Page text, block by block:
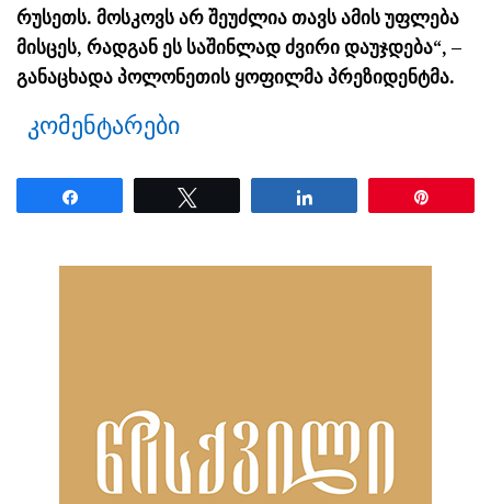
რუსეთს. მოსკოვს არ შეუძლია თავს ამის უფლება
მისცეს, რადგან ეს საშინლად ძვირი დაუჯდება“, –
განაცხადა პოლონეთის ყოფილმა პრეზიდენტმა.
კომენტარები